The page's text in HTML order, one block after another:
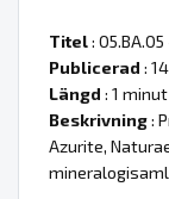
Titel:
Publicerad :
Längd : 1
Beskrivning:
Azurite,